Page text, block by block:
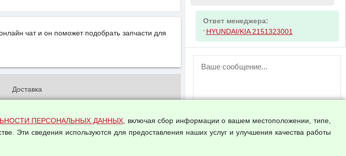
чат и он поможет подобрать запчасти для
Доставка
Оплата и возвраты
Арендодателям
ПЕРСОНАЛЬНЫХ ДАННЫХ, включая сбор информации о вашем местоположении, типе,
Эти сведения используются для предоставления наших услуг и улучшения качества работы
Ответ менеджера:
- HYUNDAI/KIA 2151323001
ВНИМАНИЕ!
пользователей временно отключена!
аккаунт.